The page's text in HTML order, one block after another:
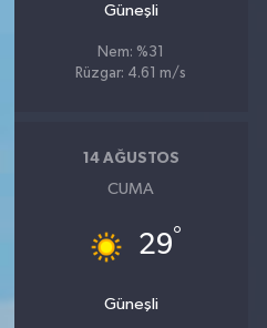
Güneşli
Nem: %31
Rüzgar: 4.61 m/s
14 AĞUSTOS
CUMA
29°
Güneşli